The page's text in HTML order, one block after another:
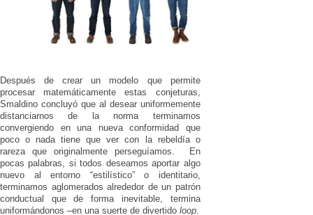
Después de crear un modelo que permite
procesar matemáticamente estas conjeturas,
Smaldino concluyó que al desear uniformemente
distanciarnos de la norma terminamos
convergiendo en una nueva conformidad que
poco o nada tiene que ver con la rebeldía o
rareza que originalmente perseguíamos. En
pocas palabras, si todos deseamos aportar algo
nuevo al entorno “estilístico” o identitario,
terminamos aglomerados alrededor de un patrón
conductual que de forma inevitable, termina
uniformándonos –en una suerte de divertido loop.